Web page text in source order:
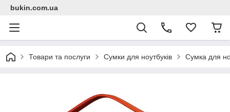
bukin.com.ua
Товари та послуги Сумки для ноутбуків Сумка для